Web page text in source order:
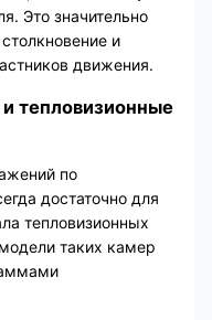
Это значительно
и
движения.
тепловизионные
по
достаточно для
тепловизионных
таких камер